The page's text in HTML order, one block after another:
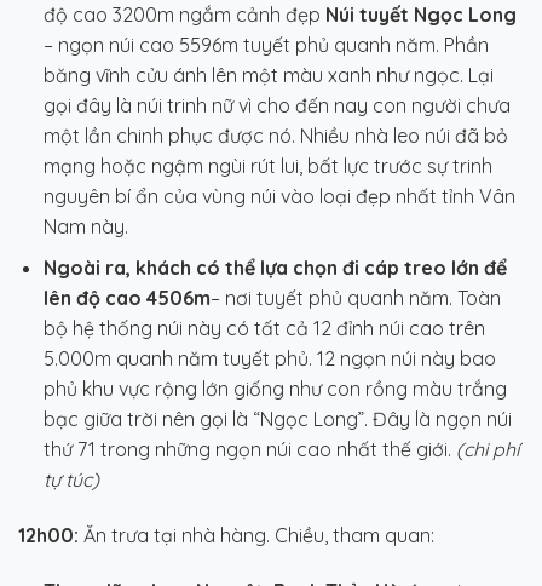
độ cao 3200m ngắm cảnh đẹp Núi tuyết Ngọc Long
– ngọn núi cao 5596m tuyết phủ quanh năm. Phần
băng vĩnh cửu ánh lên một màu xanh như ngọc. Lại
gọi đây là núi trinh nữ vì cho đến nay con người chưa
một lần chinh phục được nó. Nhiều nhà leo núi đã bỏ
mạng hoặc ngậm ngùi rút lui, bất lực trước sự trinh
nguyên bí ẩn của vùng núi vào loại đẹp nhất tỉnh Vân
Nam này.
Ngoài ra, khách có thể lựa chọn đi cáp treo lớn để
lên độ cao 4506m– nơi tuyết phủ quanh năm. Toàn
bộ hệ thống núi này có tất cả 12 đỉnh núi cao trên
5.000m quanh năm tuyết phủ. 12 ngọn núi này bao
phủ khu vực rộng lớn giống như con rồng màu trắng
bạc giữa trời nên gọi là “Ngọc Long”. Đây là ngọn núi
thứ 71 trong những ngọn núi cao nhất thế giới. (chi phí
tự túc)
12h00: Ăn trưa tại nhà hàng. Chiều, tham quan: